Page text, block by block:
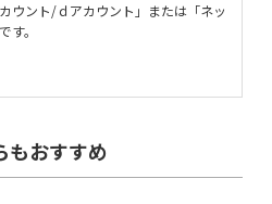
ウント/ｄアカウント」または「ネッ
す。
もおすすめ